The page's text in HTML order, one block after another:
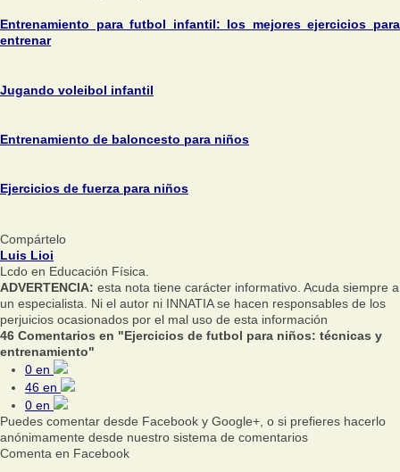
Entrenamiento para futbol infantil: los mejores ejercicios para
entrenar
Jugando voleibol infantil
Entrenamiento de baloncesto para niños
Ejercicios de fuerza para niños
Compártelo
Luis Lioi
Lcdo en Educación Física.
ADVERTENCIA: esta nota tiene carácter informativo. Acuda siempre a
un especialista. Ni el autor ni INNATIA se hacen responsables de los
perjuicios ocasionados por el mal uso de esta información
46 Comentarios en "Ejercicios de futbol para niños: técnicas y
entrenamiento"
0 en
46 en
0 en
Puedes comentar desde Facebook y Google+, o si prefieres hacerlo
anónimamente desde nuestro sistema de comentarios
Comenta en Facebook